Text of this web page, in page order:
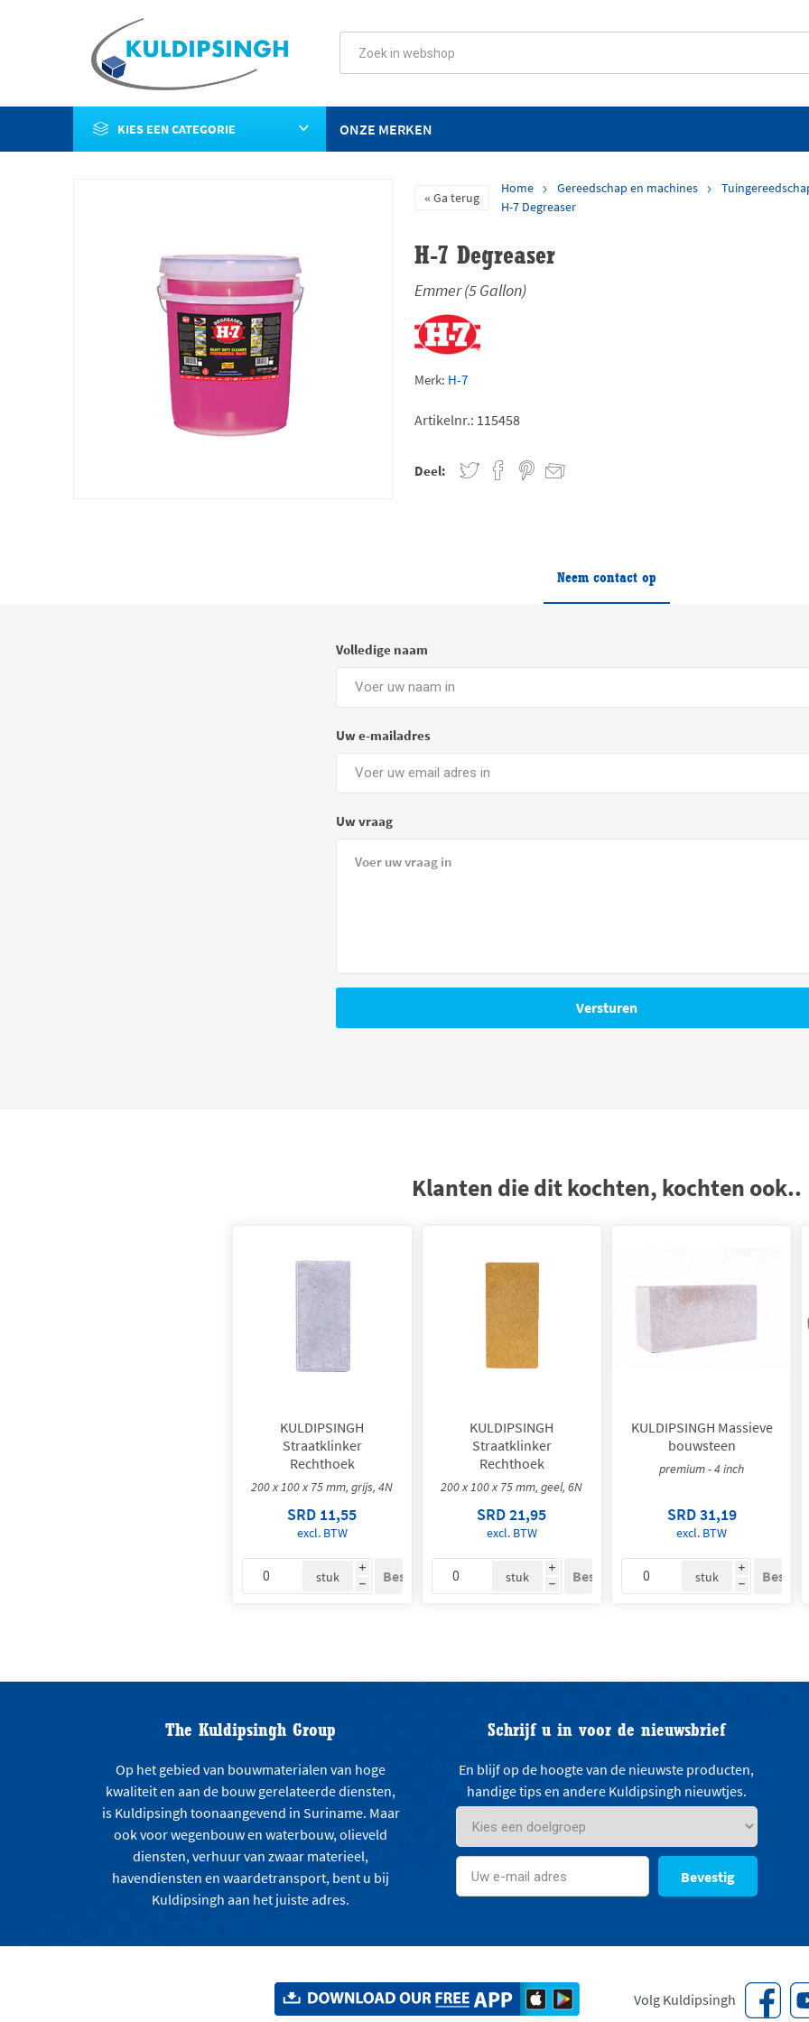
KIES EEN CATEGORIE ONZE MERKEN
Ga terug
Home Gereedschap en machines
H-7 Degreaser
H-7 Degreaser
Emmer (5 Gallon)
Merk: H-7
Artikelnr.: 115458
Deel:
Neem contact op
Volledige naam
Uw e-mailadres
Uw vraag
Klanten die dit kochten, kochten ook..
KULDIPSINGH
Straatklinker
Rechthoek
200 x 100 x 75 mm, grijs, 4N
SRD 11,55
excl. BTW
i
h
stuk
KULDIPSINGH
Straatklinker
Rechthoek
200 x 100 x 75 mm, geel, 6N
SRD 21,95
excl. BTW
i
h
stuk
KULDIPSINGH Massieve
bouwsteen
premium - 4 inch
SRD 31,19
excl. BTW
i
h
stuk
The Kuldipsingh Group
Op het gebied van bouwmaterialen van hoge
kwaliteit en aan de bouw gerelateerde diensten,
is Kuldipsingh toonaangevend in Suriname. Maar
ook voor wegenbouw en waterbouw, olieveld
diensten, verhuur van zwaar materieel,
havendiensten en waardetransport, bent u bij
Kuldipsingh aan het juiste adres.
Schrijf u in voor de nieuwsbrief
En blijf op de hoogte van de nieuwste producten,
handige tips en andere Kuldipsingh nieuwtjes.
Bevestig
Volg Kuldipsingh